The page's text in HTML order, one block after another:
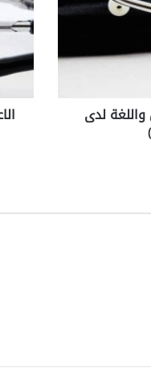
واللغة لدى
ع
ا
ة
ل
ك
ى